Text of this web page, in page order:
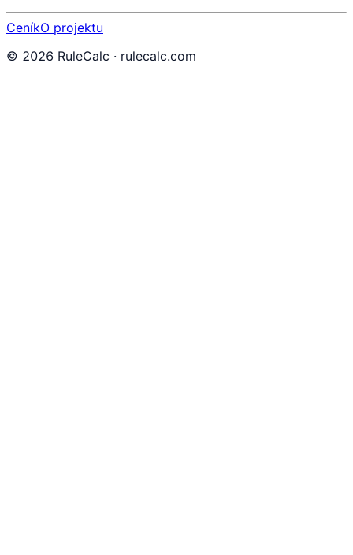
CeníkO projektu
© 2026 RuleCalc · rulecalc.com